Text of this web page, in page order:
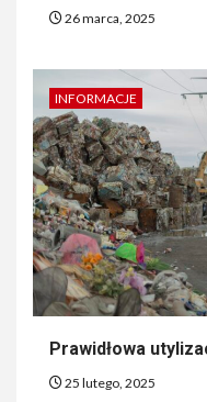
26 marca, 2025
INFORMACJE
Prawidłowa
25 lutego, 2025